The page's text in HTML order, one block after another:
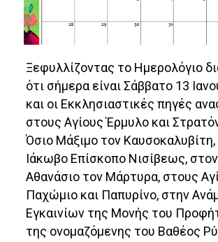
Ξεφυλλίζοντας το Ημερολόγιο
ότι σήμερα είναι Σάββατο 13
και οι Εκκλησιαστικές πηγές
στους Αγίους Έρμυλο και
Όσιο Μάξιμο τον
Ιάκωβο Επίσκοπο Νισίβεως,
Αθανάσιο τον Μάρτυρα, στους
Παχώμιο και Παπυρίνο, στην
Εγκαινίων της Μονής του
της ονομαζόμενης του Βαθέος